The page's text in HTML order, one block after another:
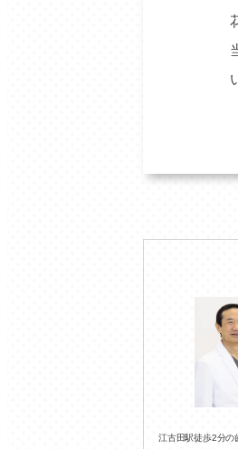
江古田駅徒歩2分の